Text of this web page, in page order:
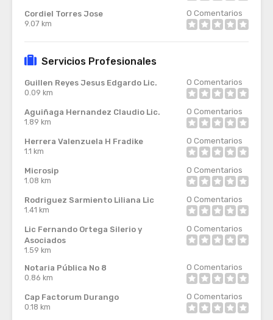
Cordiel Torres Jose
9.07 km
0 Comentarios
Servicios Profesionales
Guillen Reyes Jesus Edgardo Lic.
0.09 km
0 Comentarios
Aguiñaga Hernandez Claudio Lic.
1.89 km
0 Comentarios
Herrera Valenzuela H Fradike
1.1 km
0 Comentarios
Microsip
1.08 km
0 Comentarios
Rodriguez Sarmiento Liliana Lic
1.41 km
0 Comentarios
Lic Fernando Ortega Silerio y
Asociados
1.59 km
0 Comentarios
Notaria Pública No 8
0.86 km
0 Comentarios
Cap Factorum Durango
0.18 km
0 Comentarios